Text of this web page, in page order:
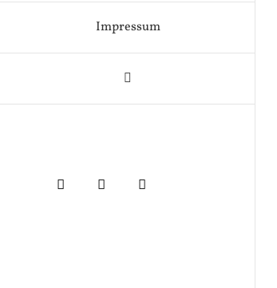
Impressum
FacebookInstagramInstagram